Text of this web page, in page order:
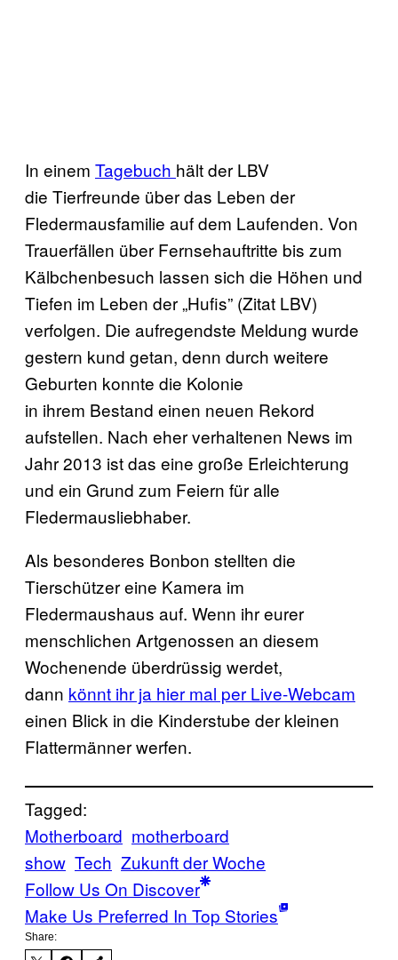
In einem Tagebuch hält der LBV
die Tierfreunde über das Leben der
Fledermausfamilie auf dem Laufenden. Von
Trauerfällen über Fernsehauftritte bis zum
Kälbchenbesuch lassen sich die Höhen und
Tiefen im Leben der „Hufis” (Zitat LBV)
verfolgen. Die aufregendste Meldung wurde
gestern kund getan, denn durch weitere
Geburten konnte die Kolonie
in ihrem Bestand einen neuen Rekord
aufstellen. Nach eher verhaltenen News im
Jahr 2013 ist das eine große Erleichterung
und ein Grund zum Feiern für alle
Fledermausliebhaber.
Als besonderes Bonbon stellten die
Tierschützer eine Kamera im
Fledermaushaus auf. Wenn ihr eurer
menschlichen Artgenossen an diesem
Wochenende überdrüssig werdet,
dann könnt ihr ja hier mal per Live-Webcam
einen Blick in die Kinderstube der kleinen
Flattermänner werfen.
Tagged:
Motherboard motherboard
show Tech Zukunft der Woche
Follow Us On Discover
Make Us Preferred In Top Stories
Share: